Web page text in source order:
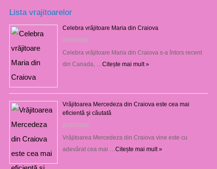
Lista vrajitoarelor
Celebra vrăjitoare Maria din Craiova
06/08/2026
Celebra vrăjitoare Maria din Craiova s-a întors recent
din Canada, … Citește mai mult »
Vrăjitoarea Mercedeza din Craiova este cea mai
eficientă şi căutată
27/07/2026
Vrăjitoarea Mercedeza din Craiova vine este cu
adevărat cea mai … Citește mai mult »